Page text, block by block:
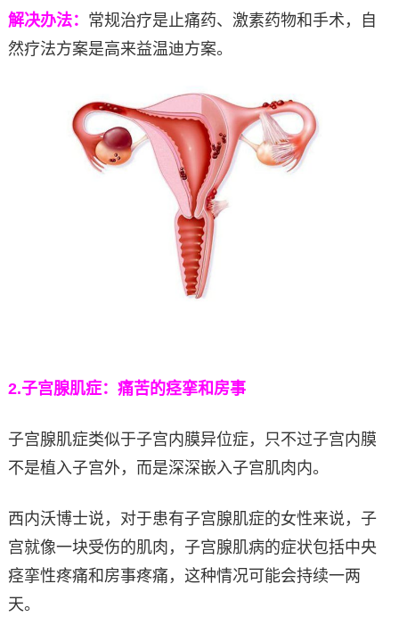
解决办法： 常规治疗是止痛药、激素药物和手术，自
然疗法方案是高来益温迪方案。
2.子宫腺肌症：痛苦的痉挛和房事
子宫腺肌症类似于子宫内膜异位症，只不过子宫内膜
不是植入子宫外，而是深深嵌入子宫肌肉内。
西内沃博士说，对于患有子宫腺肌症的女性来说，子
宫就像一块受伤的肌肉，子宫腺肌病的症状包括中央
痉挛性疼痛和房事疼痛，这种情况可能会持续一两
天。